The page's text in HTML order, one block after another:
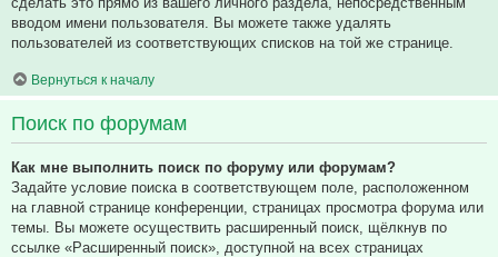
вводом имени пользователя. Вы можете также удалять
пользователей из соответствующих списков на той же странице.
Вернуться к началу
Поиск по форумам
Как мне выполнить поиск по форуму или форумам?
Задайте условие поиска в соответствующем поле, расположенном
на главной странице конференции, страницах просмотра форума или
темы. Вы можете осуществить расширенный поиск, щёлкнув по
ссылке «Расширенный поиск», доступной на всех страницах